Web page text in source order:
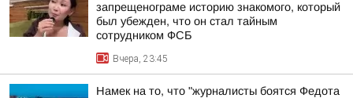
запрещенограме историю знакомого, который
был убежден, что он стал тайным
сотрудником ФСБ
Вчера, 23:45
Намек на то, что "журналисты боятся Федота